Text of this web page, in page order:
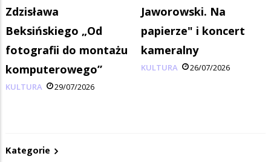
Zdzisława
Beksińskiego „Od
fotografii do montażu
komputerowego”
KULTURA 29/07/2026
Jaworowski. Na
papierze" i koncert
kameralny
KULTURA 26/07/2026
Kategorie